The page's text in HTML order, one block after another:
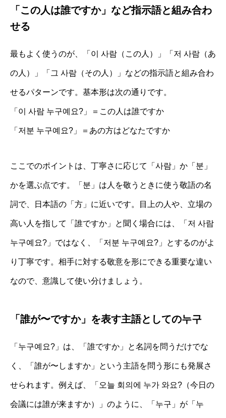
「この人は誰ですか」など指示語と組み合わ
せる
最もよく使うのが、「이 사람（この人）」「저 사람（あ
の人）」「그 사람（その人）」などの指示語と組み合わ
せるパターンです。基本形は次の通りです。
「이 사람 누구예요?」＝この人は誰ですか
「저분 누구예요?」＝あの方はどなたですか
ここでのポイントは、丁寧さに応じて「사람」か「분」
かを選ぶ点です。「분」は人を敬うときに使う敬語の名
詞で、日本語の「方」に近いです。目上の人や、立場の
高い人を指して「誰ですか」と聞く場合には、「저 사람
누구예요?」ではなく、「저분 누구예요?」とするのがよ
り丁寧です。相手に対する敬意を形にできる重要な違い
なので、意識して使い分けましょう。
「誰が〜ですか」を表す主語としての누구
「누구예요?」は、「誰ですか」と名詞を問うだけでな
く、「誰が〜しますか」という主語を問う形にも発展さ
せられます。例えば、「오늘 회의에 누가 와요?（今日の
会議には誰が来ますか）」のように、「누구」が「누